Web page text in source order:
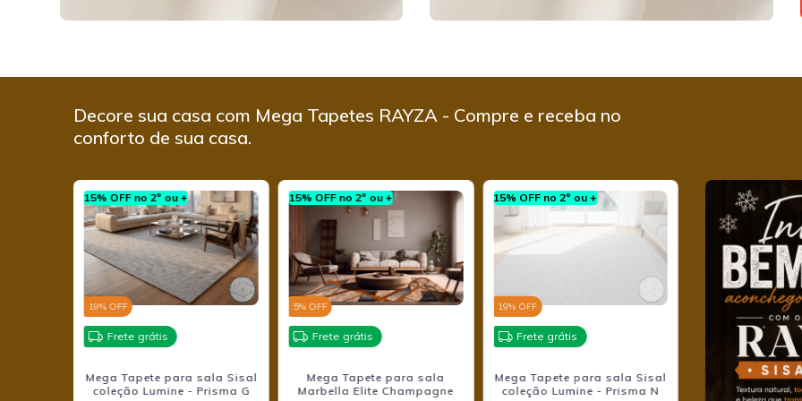
Decore sua casa com Mega Tapetes RAYZA - Compre e receba no
conforto de sua casa.
15% OFF no 2º ou +
19% OFF
Frete grátis
Mega Tapete para sala Sisal
coleção Lumine - Prisma G
15% OFF no 2º ou +
5% OFF
Frete grátis
Mega Tapete para sala
Marbella Elite Champagne
15% OFF no 2º ou +
19% OFF
Frete grátis
Mega Tapete para sala Sisal
coleção Lumine - Prisma N
15% OFF no 2º ou +
% OFF
Frete grátis
Mega Tapete
Marbella Elite